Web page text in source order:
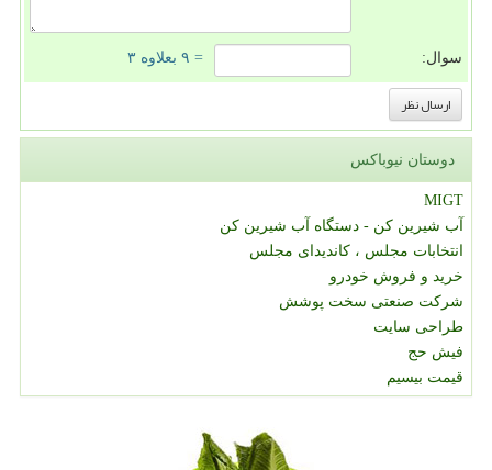
سوال: = ۹ بعلاوه ۳
دوستان نیوباکس
MIGT
آب شیرین کن - دستگاه آب شیرین کن
انتخابات مجلس ، کاندیدای مجلس
خرید و فروش خودرو
شرکت صنعتی سخت پوشش
طراحی سایت
فیش حج
قیمت بیسیم